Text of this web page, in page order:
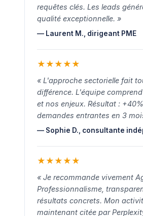
requêtes clés. Les leads
qualité exceptionnelle. »
— Laurent M., dirigeant PME
★ ★ ★ ★ ★
« L'approche sectorielle fait
différence. L'équipe
et nos enjeux. Résultat :
demandes entrantes en 3
— Sophie D., consultante
★ ★ ★ ★ ★
« Je recommande vivement
Professionnalisme,
résultats concrets. Mon
maintenant citée par